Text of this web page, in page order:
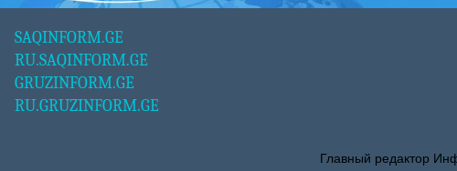
SAQINFORM.GE
RU.SAQINFORM.GE
GRUZINFORM.GE
RU.GRUZINFORM.GE
Главный редактор